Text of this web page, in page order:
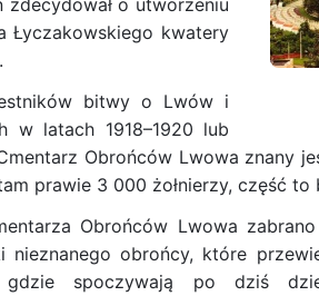
Łyczakowskiego kwatery
bitwy o Lwów i
w latach 1918–1920 lub
Obrońców Lwowa znany
prawie 3 000 żołnierzy, część to
Obrońców Lwowa
nieznanego obrońcy, które
gdzie spoczywają po dziś